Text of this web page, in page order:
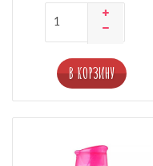
В КОРЗИНУ